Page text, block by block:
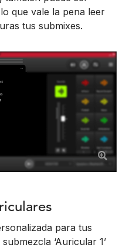
que vale la pena leer
tus submixes.
para tus
‘Auricular 1’